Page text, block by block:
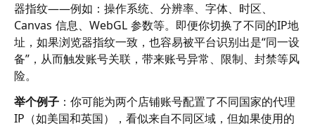
器指纹——例如：操作系统、分辨率、字体、时区、
Canvas 信息、WebGL 参数等。即便你切换了不同的IP地
址，如果浏览器指纹一致，也容易被平台识别出是“同一设
备”，从而触发账号关联，带来账号异常、限制、封禁等风
险。
举个例子 ：你可能为两个店铺账号配置了不同国家的代理
IP（如美国和英国），看似来自不同区域，但如果使用的